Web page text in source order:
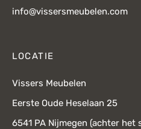
info@vissersmeubelen.com
LOCATIE
Vissers Meubelen
Eerste Oude Heselaan 25
6541 PA Nijmegen (achter het